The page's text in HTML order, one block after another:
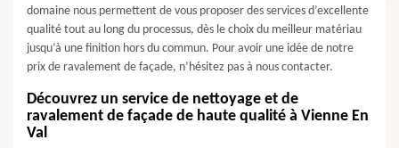
domaine nous permettent de vous proposer des services d’excellente
qualité tout au long du processus, dès le choix du meilleur matériau
jusqu’à une finition hors du commun. Pour avoir une idée de notre
prix de ravalement de façade, n’hésitez pas à nous contacter.
Découvrez un service de nettoyage et de
ravalement de façade de haute qualité à Vienne En
Val